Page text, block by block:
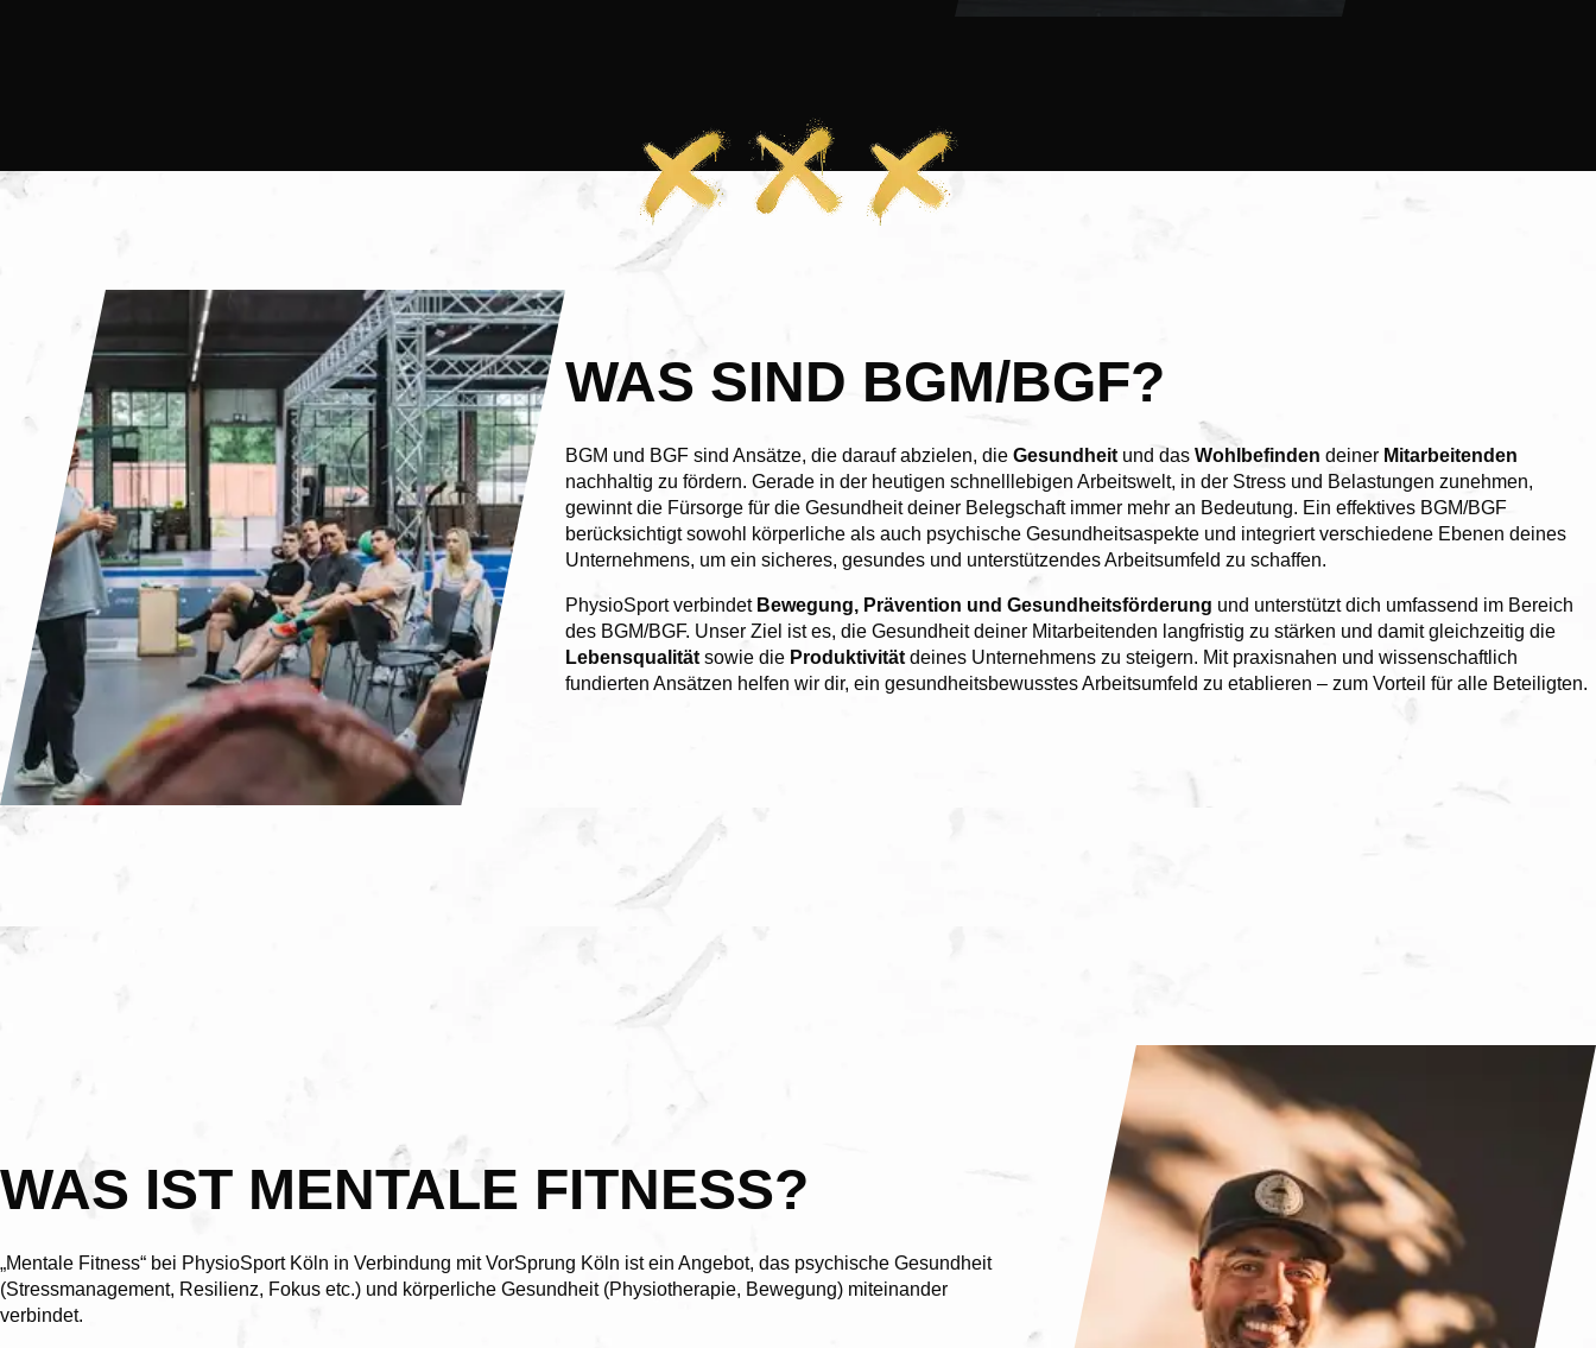
WAS SIND BGM/BGF?
BGM und BGF sind Ansätze, die darauf abzielen, die Gesundheit und das Wohlbefinden deiner Mitarbeitenden
nachhaltig zu fördern. Gerade in der heutigen schnelllebigen Arbeitswelt, in der Stress und Belastungen zunehmen,
gewinnt die Fürsorge für die Gesundheit deiner Belegschaft immer mehr an Bedeutung. Ein effektives BGM/BGF
berücksichtigt sowohl körperliche als auch psychische Gesundheitsaspekte und integriert verschiedene Ebenen deines
Unternehmens, um ein sicheres, gesundes und unterstützendes Arbeitsumfeld zu schaffen.
PhysioSport verbindet Bewegung, Prävention und Gesundheitsförderung und unterstützt dich umfassend im Bereich
des BGM/BGF. Unser Ziel ist es, die Gesundheit deiner Mitarbeitenden langfristig zu stärken und damit gleichzeitig die
Lebensqualität sowie die Produktivität deines Unternehmens zu steigern. Mit praxisnahen und wissenschaftlich
fundierten Ansätzen helfen wir dir, ein gesundheitsbewusstes Arbeitsumfeld zu etablieren – zum Vorteil für alle Beteiligten.
WAS IST MENTALE FITNESS?
„Mentale Fitness“ bei PhysioSport Köln in Verbindung mit VorSprung Köln ist ein Angebot, das psychische Gesundheit
(Stressmanagement, Resilienz, Fokus etc.) und körperliche Gesundheit (Physiotherapie, Bewegung) miteinander
verbindet.